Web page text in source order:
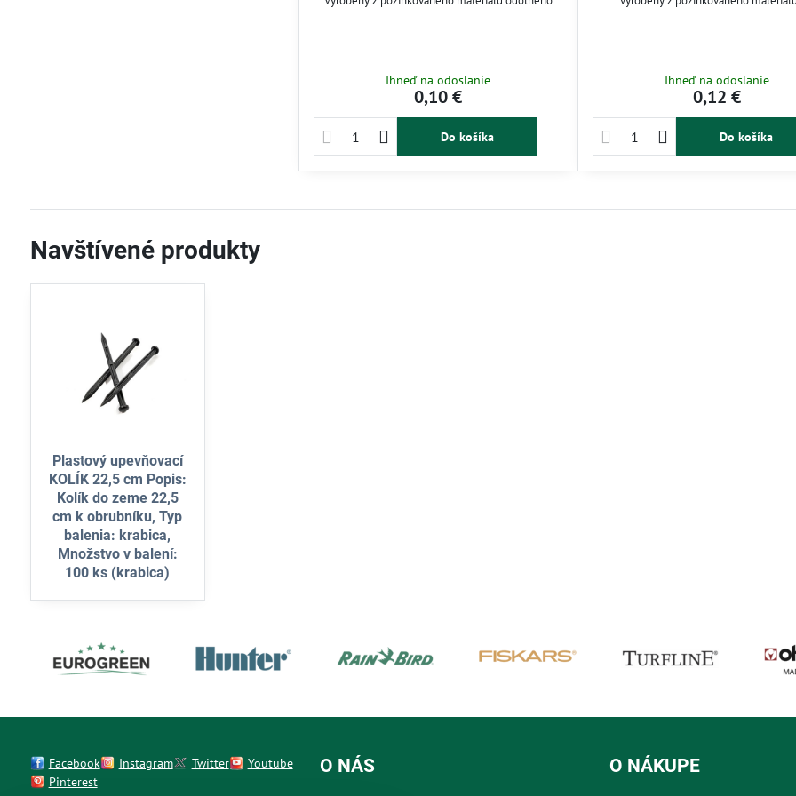
Ihneď na odoslanie
0,10 €
Do košíka
Ihneď na odoslanie
0,12 €
Do košíka
Navštívené produkty
Plastový upevňovací
KOLÍK 22,5 cm Popis:
Kolík do zeme 22,5
cm k obrubníku, Typ
balenia: krabica,
Množstvo v balení:
100 ks (krabica)
Facebook Instagram Twitter
Youtube
Pinterest
O NÁS O NÁKUPE